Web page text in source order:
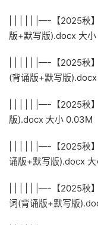
| | | | | |—-【2025秋
版+默写版).docx 大
| | | | | |—-【2025秋
(背诵版+默写版
| | | | | |—-【2025秋
版).docx 大小 0.03M
| | | | | |—-【2025秋
诵版+默写版).docx
| | | | | |—-【2025秋
词(背诵版+默写版